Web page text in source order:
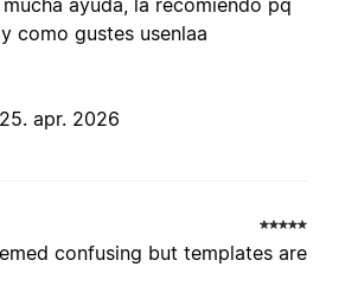
ayuda, la recomiendo pq
como gustes usenlaa
25. apr. 2026
confusing but templates are